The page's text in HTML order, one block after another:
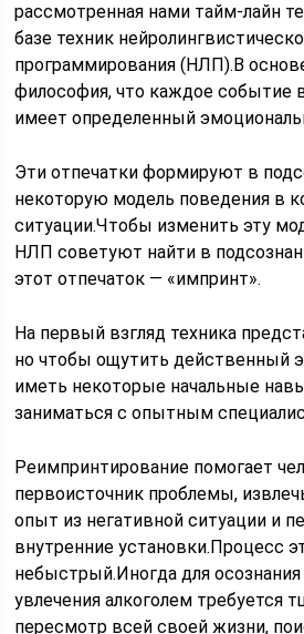
рассмотренная нами тайм-лайн
базе техник
программирования (НЛП).В
философия, что каждое событие
имеет определенный
Эти отпечатки формируют в
некоторую модель поведения в
ситуации.Чтобы изменить эту
НЛП советуют найти в
этот отпечаток — «импринт».
На первый взгляд техника
но чтобы ощутить действенный
иметь некоторые начальные
заниматься с опытным
Реимпринтирование помогает
первоисточник проблемы,
опыт из негативной ситуации и
внутренние установки.Процесс
небыстрый.Иногда для
увлечения алкоголем требуется
пересмотр всей своей жизни,